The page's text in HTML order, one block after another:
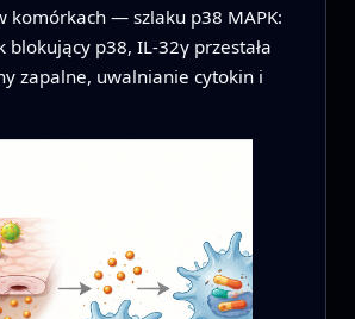
komórkach — szlaku p38 MAPK:
p38, IL‑32γ przestała
zapalne, uwalnianie cytokin i